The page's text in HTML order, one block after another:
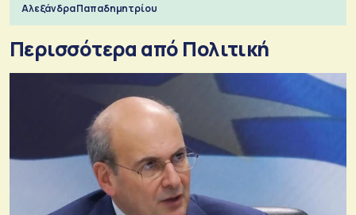
Αλεξάνδρα Παπαδημητρίου
Περισσότερα από Πολιτική